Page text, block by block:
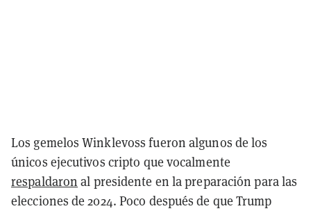
Los gemelos Winklevoss fueron algunos de los
únicos ejecutivos cripto que vocalmente
respaldaron al presidente en la preparación para las
elecciones de 2024. Poco después de que Trump